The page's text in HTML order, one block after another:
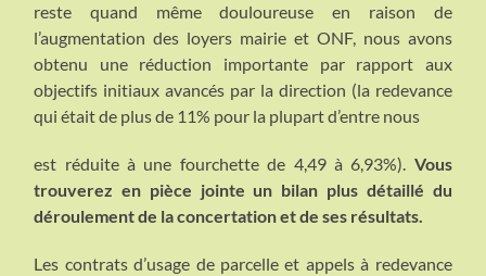
reste quand même douloureuse en raison de
l’augmentation des loyers mairie et ONF, nous avons
obtenu une réduction importante par rapport aux
objectifs initiaux avancés par la direction (la redevance
qui était de plus de 11% pour la plupart d’entre nous
est réduite à une fourchette de 4,49 à 6,93%). Vous
trouverez en pièce jointe un bilan plus détaillé du
déroulement de la concertation et de ses résultats.
Les contrats d’usage de parcelle et appels à redevance